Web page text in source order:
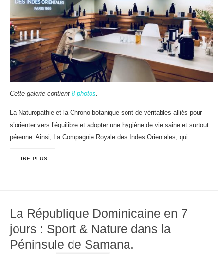
Cette galerie contient 8 photos.
La Naturopathie et la Chrono-botanique sont de véritables alliés pour
s’orienter vers l’équilibre et adopter une hygiène de vie saine et surtout
pérenne. Ainsi, La Compagnie Royale des Indes Orientales, qui…
LIRE PLUS
La République Dominicaine en 7
jours : Sport & Nature dans la
Péninsule de Samana.